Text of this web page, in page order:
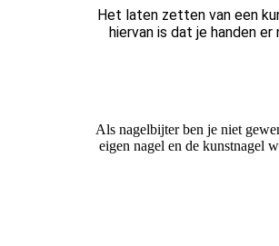
Het laten zetten van een
hiervan is dat je handen
Als nagelbijter ben je niet
eigen nagel en de kunstnagel